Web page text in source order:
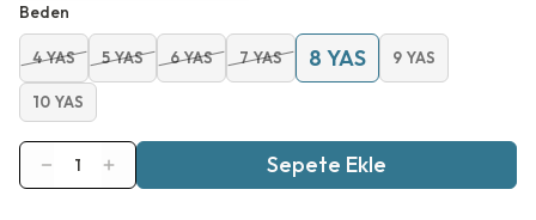
Beden
4 YAS 5 YAS 6 YAS 7 YAS 8 YAS 9 YAS
10 YAS
1 Sepete Ekle